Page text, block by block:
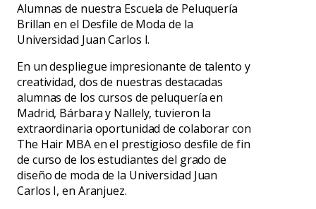
Alumnas de nuestra Escuela de Peluquería
Brillan en el Desfile de Moda de la
Universidad Juan Carlos I.
En un despliegue impresionante de talento y
creatividad, dos de nuestras destacadas
alumnas de los cursos de peluquería en
Madrid, Bárbara y Nallely, tuvieron la
extraordinaria oportunidad de colaborar con
The Hair MBA en el prestigioso desfile de fin
de curso de los estudiantes del grado de
diseño de moda de la Universidad Juan
Carlos I, en Aranjuez.